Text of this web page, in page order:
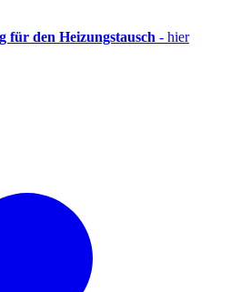
für den Heizungstausch - hier